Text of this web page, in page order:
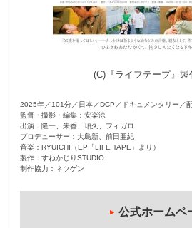
(C)『ライフテープ』製
2025年／101分／日本／DCP／ドキュメンタリー／
監督・撮影・編集：安楽涼
出演：隆一、朱香、珀久、フィガロ
プロデューサー：大島新、前田亜紀
音楽：RYUICHI（EP「LIFE TAPE」より）
製作：すねかじりSTUDIO
制作協力：ネツゲン
公式ホームペ